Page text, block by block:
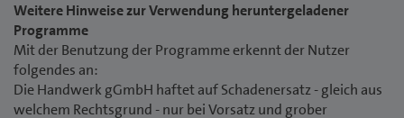
Weitere Hinweise zur Verwendung heruntergeladener
Programme
Mit der Benutzung der Programme erkennt der Nutzer
folgendes an:
Die Handwerk gGmbH haftet auf Schadenersatz - gleich aus
welchem Rechtsgrund - nur bei Vorsatz und grober